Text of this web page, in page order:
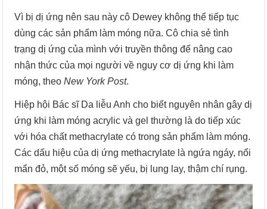
Vì bị dị ứng nên sau này cô Dewey không thể tiếp tục
dùng các sản phẩm làm móng nữa. Cô chia sẻ tình
trạng dị ứng của mình với truyền thông để nâng cao
nhận thức của mọi người về nguy cơ dị ứng khi làm
móng, theoNew York Post.
Hiệp hội Bác sĩ Da liễu Anh cho biết nguyên nhân gây dị
ứng khi làm móng acrylic và gel thường là do tiếp xúc
với hóa chất methacrylate có trong sản phẩm làm móng.
Các dấu hiệu của dị ứng methacrylate là ngứa ngáy, nổi
mẩn đỏ, một số móng sẽ yếu, bị lung lay, thậm chí rụng.